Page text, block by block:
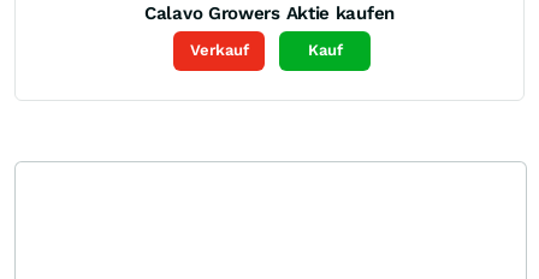
Calavo Growers Aktie kaufen
Verkauf Kauf